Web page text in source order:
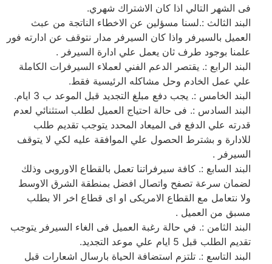
فى الشهر التالي اذا كان الاشتراك شهري.
البند الثالث :.لسنا مسؤلين عن الاخطاء الناتجة من عبث
العميل بالسيرفر واذا كان السيرفر مدار نتوقف عن ادارته فور
علمنا بوجود طرف ثان يعمل علي ادارة السيرفر .
البند الرابع :. يقتصر الدعم الفني لعملاء السيرفرات الكاملة
علي عمل الخادم وحل مشاكله الرئيسية فقط.
البند الخامس :. يجب دفع مبلغ التجديد قبل الموعد ب 3 ايام.
البند السادس :. فى حالة احتياج العميل لطلب استثنائي لعدم
قدرته علي الدفع فى الميعاد المحدد يتوجب تقديم طلب
للادارة و بشترط الحصول علي الموافقة عليه لكي لا يتوقف
السيرفر .
البند السابع :. كافة سيرفراتنا تعمل بالقطاع الاوروبى وذلك
لضمان سرعة تصفح واتصال افضل بمنطقة الشرق الاوسط
ولا نتعامل مع القطاع الامريكى او اى قطاع اخر الا بطلب
مسبق من العميل .
البند الثامن :. في حالة رغبة العميل فى الغاء السيرفر يتوجب
تقديم الطلب قبل 5 ايام علي موعد التجديد.
البند التاسع :. تلتزم استضافة الحياة بارسال اشعارات قبل